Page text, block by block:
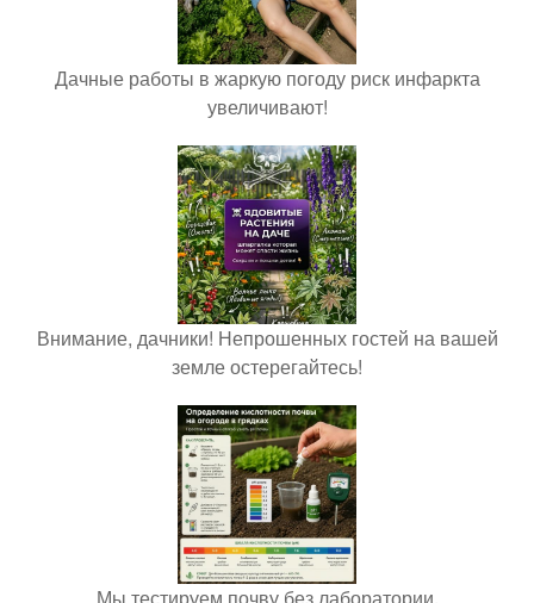
Дачные работы в жаркую погоду риск инфаркта
увеличивают!
Внимание, дачники! Непрошенных гостей на вашей
земле остерегайтесь!